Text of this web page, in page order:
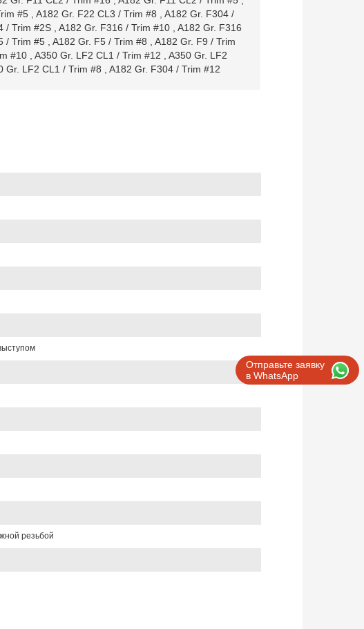
Отправьте заявку
в WhatsApp
#5, A182 Gr. F22 CL3 / Trim #8
A182 Gr. F304 /
/ Trim #2S, A182 Gr. F316 / Trim #10, A182 Gr. F316
/ Trim #5, A182 Gr. F5 / Trim #8
A182 Gr. F9 / Trim
#10, A350 Gr. LF2 CL1 / Trim #12
A350 Gr. LF2
Gr. LF2 CL1 / Trim #8 A182 Gr. F304 / Trim #12
резьбой